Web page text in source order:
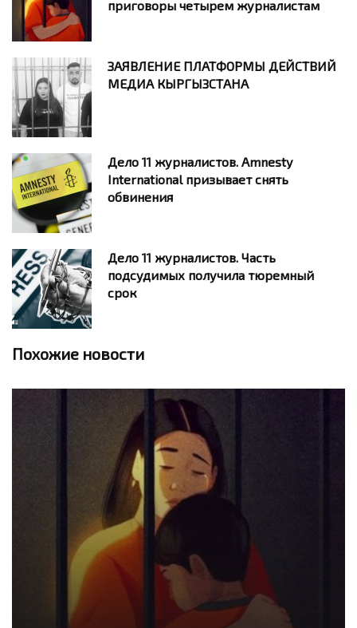
приговоры четырем журналистам
ЗАЯВЛЕНИЕ ПЛАТФОРМЫ ДЕЙСТВИЙ
МЕДИА КЫРГЫЗСТАНА
Дело 11 журналистов. Amnesty
International призывает снять
обвинения
Дело 11 журналистов. Часть
подсудимых получила тюремный
срок
Похожие новости